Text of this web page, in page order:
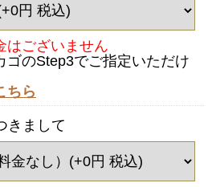
はございません
のStep3でご指定いただけ
ちら
きまして